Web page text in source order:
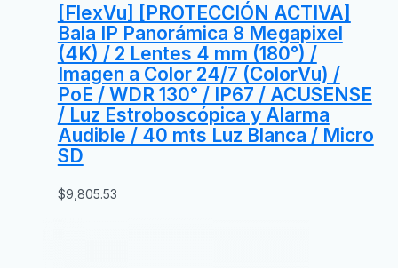
[FlexVu] [PROTECCIÓN ACTIVA]
Bala IP Panorámica 8 Megapixel
(4K) / 2 Lentes 4 mm (180°) /
Imagen a Color 24/7 (ColorVu) /
PoE / WDR 130° / IP67 / ACUSENSE
/ Luz Estroboscópica y Alarma
Audible / 40 mts Luz Blanca / Micro
SD
$9,805.53